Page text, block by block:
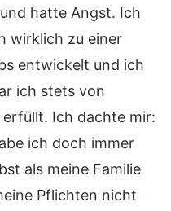
hatte Angst. Ich
wirklich zu einer
entwickelt und ich
ich stets von
erfüllt. Ich dachte mir:
ich doch immer
als meine Familie
Pflichten nicht